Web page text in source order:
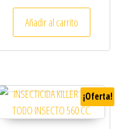
Añadir al carrito
¡Oferta!